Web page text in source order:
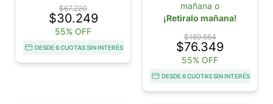
$67.220
$30.249
55% OFF
DESDE 6 CUOTAS SIN INTERÉS
mañana o
¡Retiralo mañana!
$169.664
$76.349
55% OFF
DESDE 6 CUOTAS SIN INTERÉS